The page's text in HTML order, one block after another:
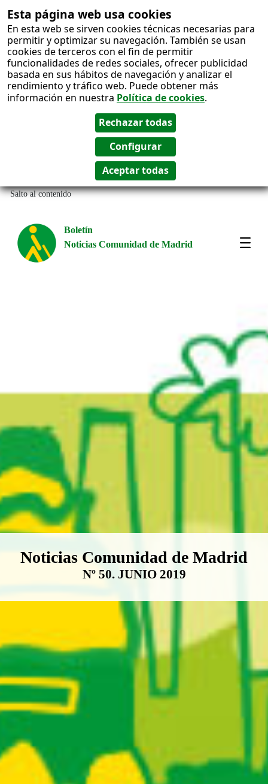
Esta página web usa cookies
En esta web se sirven cookies técnicas necesarias para
permitir y optimizar su navegación. También se usan
cookies de terceros con el fin de permitir
funcionalidades de redes sociales, ofrecer publicidad
basada en sus hábitos de navegación y analizar el
rendimiento y tráfico web. Puede obtener más
información en nuestra Política de cookies.
Salto al contenido
Boletín
Noticias Comunidad de Madrid
Boletín Noticias Comunidad de
Noticias Comunidad de Madrid
Nº 50. JUNIO 2019